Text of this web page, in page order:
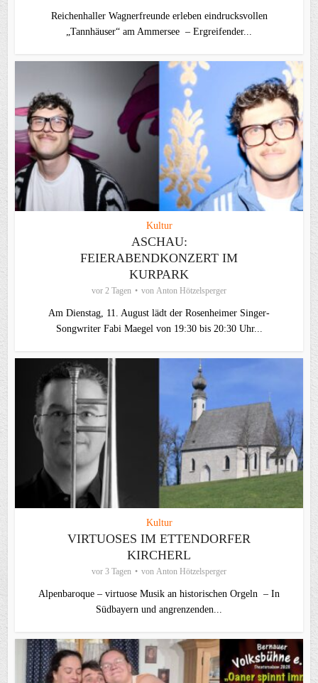
Reichenhaller Wagnerfreunde erleben eindrucksvollen
„Tannhäuser“ am Ammersee – Ergreifender...
Kultur
ASCHAU:
FEIERABENDKONZERT IM
KURPARK
vor 2 Tagen von Anton Hötzelsperger
Am Dienstag, 11. August lädt der Rosenheimer Singer-
Songwriter Fabi Maegel von 19:30 bis 20:30 Uhr...
Kultur
VIRTUOSES IM ETTENDORFER
KIRCHERL
vor 3 Tagen von Anton Hötzelsperger
Alpenbaroque – virtuose Musik an historischen Orgeln – In
Südbayern und angrenzenden...